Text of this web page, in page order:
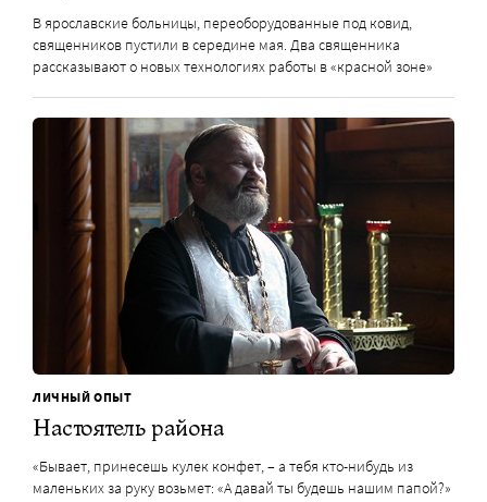
В ярославские больницы, переоборудованные под ковид,
священников пустили в середине мая. Два священника
рассказывают о новых технологиях работы в «красной зоне»
ЛИЧНЫЙ ОПЫТ
Настоятель района
«Бывает, принесешь кулек конфет, – а тебя кто-нибудь из
маленьких за руку возьмет: «А давай ты будешь нашим папой?»